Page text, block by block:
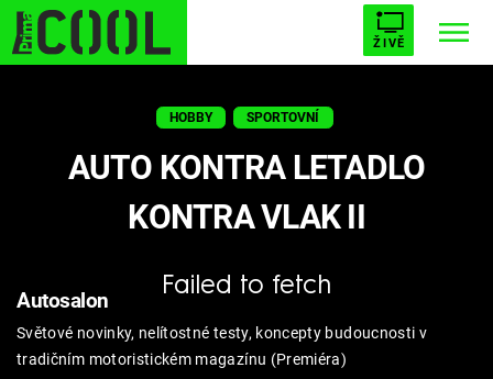
ŽIVĚ
STARHOUSE BUFFY, PŘEMOŽITELKA UPÍRŮ
ESCAPE PLNEJ KOTEL AVENGERS 5
Témata
Filmy
HOBBY SPORTOVNÍ
AUTO KONTRA LETADLO
KONTRA VLAK II
Failed to fetch
Světové novinky, nelítostné testy, koncepty budoucnosti v
tradičním motoristickém magazínu (Premiéra)
Autosalon